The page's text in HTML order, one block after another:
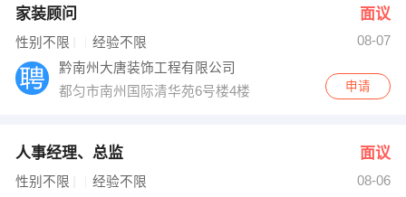
网络IT
快递员
收银员 技术员/工程师
出纳
家装顾问 面议
性别不限 经验不限
08-07
黔南州大唐装饰工程有限公司
都匀市南州国际清华苑6号楼4楼
申请
人事经理、总监 面议
性别不限 经验不限
08-06